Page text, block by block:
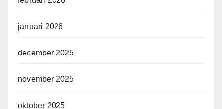
januari 2026
december 2025
november 2025
oktober 2025